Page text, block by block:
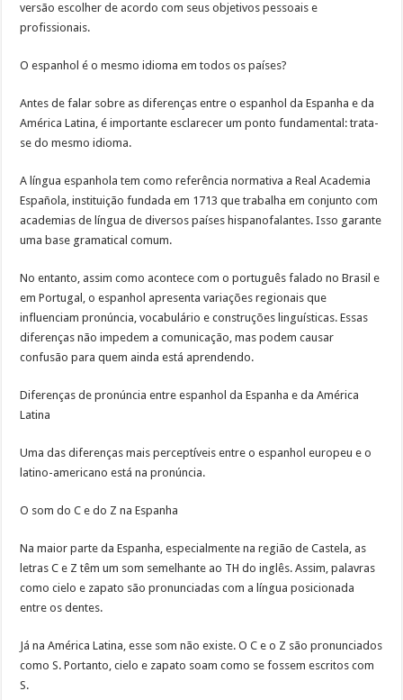
versão escolher de acordo com seus objetivos pessoais e
profissionais.
O espanhol é o mesmo idioma em todos os países?
Antes de falar sobre as diferenças entre o espanhol da Espanha e da
América Latina, é importante esclarecer um ponto fundamental: trata-
se do mesmo idioma.
A língua espanhola tem como referência normativa a Real Academia
Española, instituição fundada em 1713 que trabalha em conjunto com
academias de língua de diversos países hispanofalantes. Isso garante
uma base gramatical comum.
No entanto, assim como acontece com o português falado no Brasil e
em Portugal, o espanhol apresenta variações regionais que
influenciam pronúncia, vocabulário e construções linguísticas. Essas
diferenças não impedem a comunicação, mas podem causar
confusão para quem ainda está aprendendo.
Diferenças de pronúncia entre espanhol da Espanha e da América
Latina
Uma das diferenças mais perceptíveis entre o espanhol europeu e o
latino-americano está na pronúncia.
O som do C e do Z na Espanha
Na maior parte da Espanha, especialmente na região de Castela, as
letras C e Z têm um som semelhante ao TH do inglês. Assim, palavras
como cielo e zapato são pronunciadas com a língua posicionada
entre os dentes.
Já na América Latina, esse som não existe. O C e o Z são pronunciados
como S. Portanto, cielo e zapato soam como se fossem escritos com
S.